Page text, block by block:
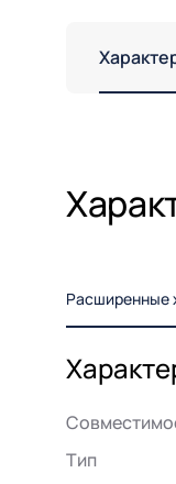
Расширенные
Тип